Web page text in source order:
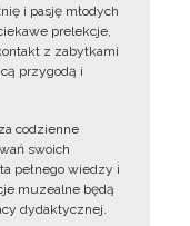
i pasję młodych
prelekcje,
z zabytkami
przygodą i
codzienne
swoich
pełnego wiedzy i
muzealne będą
dydaktycznej.